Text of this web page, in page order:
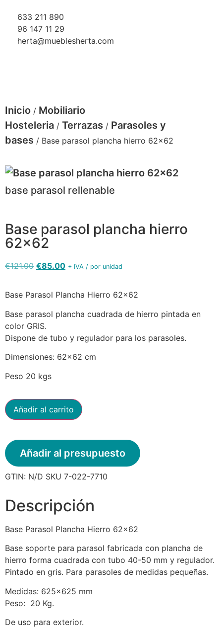
633 211 890
96 147 11 29
herta@mueblesherta.com
Inicio / Mobiliario
Hosteleria / Terrazas / Parasoles y
bases / Base parasol plancha hierro 62×62
base parasol rellenable
Base parasol plancha hierro
62×62
€121.00 €85.00 + IVA / por unidad
Base Parasol Plancha Hierro 62×62
Base parasol plancha cuadrada de hierro pintada en
color GRIS.
Dispone de tubo y regulador para los parasoles.
Dimensiones: 62×62 cm
Peso 20 kgs
Añadir al carrito
Añadir al presupuesto
GTIN: N/D SKU 7-022-7710
Descripción
Base Parasol Plancha Hierro 62×62
Base soporte para parasol fabricada con plancha de
hierro forma cuadrada con tubo 40-50 mm y regulador.
Pintado en gris. Para parasoles de medidas pequeñas.
Medidas: 625×625 mm
Peso: 20 Kg.
De uso para exterior.